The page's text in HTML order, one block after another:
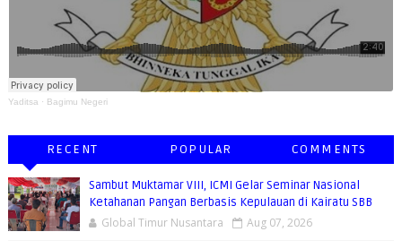
Yaditsa · Bagimu Negeri
RECENT POPULAR COMMENTS
Sambut Muktamar VIII, ICMI Gelar Seminar Nasional
Ketahanan Pangan Berbasis Kepulauan di Kairatu SBB
Global Timur Nusantara Aug 07, 2026